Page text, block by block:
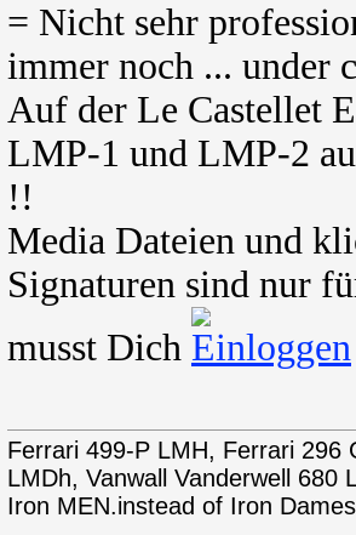
= Nicht sehr
immer noch ... under
Auf der Le Castellet
LMP-1 und LMP-2
!!
Media Dateien und
Signaturen sind nur
musst Dich
Ferrari 499-P LMH, Ferrari 296
LMDh, Vanwall Vanderwell
Iron MEN.instead of Iron